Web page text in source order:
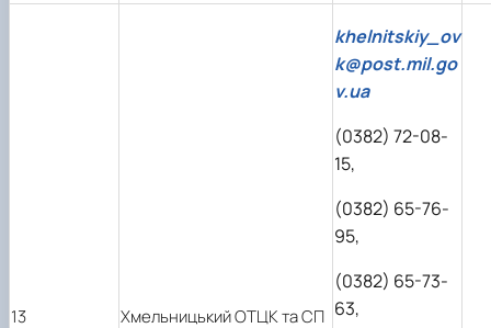
13 Хмельницький ОТЦК та СП
khelnitskiy_ov
k@post.mil.go
v.ua
(0382) 72-08-
15,
(0382) 65-76-
95,
(0382) 65-73-
63,